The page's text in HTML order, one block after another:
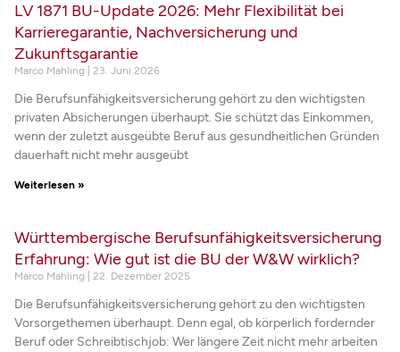
LV 1871 BU-Update 2026: Mehr Flexibilität bei
Karrieregarantie, Nachversicherung und
Zukunftsgarantie
Marco Mahling 23. Juni 2026
Die Berufsunfähigkeitsversicherung gehört zu den wichtigsten
privaten Absicherungen überhaupt. Sie schützt das Einkommen,
wenn der zuletzt ausgeübte Beruf aus gesundheitlichen Gründen
dauerhaft nicht mehr ausgeübt
Weiterlesen »
Württembergische Berufsunfähigkeitsversicherung
Erfahrung: Wie gut ist die BU der W&W wirklich?
Marco Mahling 22. Dezember 2025
Die Berufsunfähigkeitsversicherung gehört zu den wichtigsten
Vorsorgethemen überhaupt. Denn egal, ob körperlich fordernder
Beruf oder Schreibtischjob: Wer längere Zeit nicht mehr arbeiten